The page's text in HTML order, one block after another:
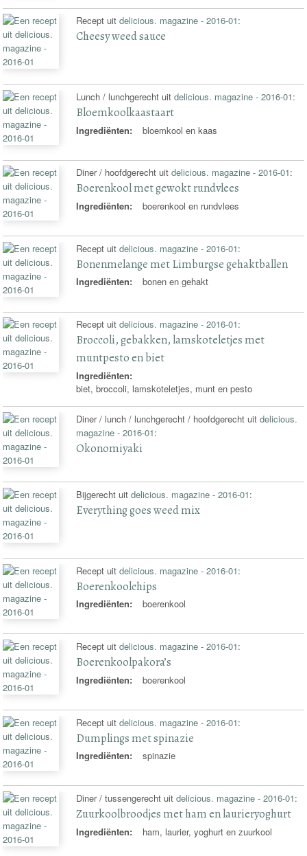
Recept uitdelicious. magazine - 2016-01:
Cheesy weed sauce
Lunch / lunchgerecht uitdelicious. magazine - 2016-01:
Bloemkoolkaastaart
Ingrediënten: bloemkool en kaas
Diner / hoofdgerecht uitdelicious. magazine - 2016-01:
Boerenkool met gewokt rundvlees
Ingrediënten: boerenkool en rundvlees
Recept uitdelicious. magazine - 2016-01:
Bonenmelange met Limburgse gehaktballen
Ingrediënten: bonen en gehakt
Recept uitdelicious. magazine - 2016-01:
Broccoli, gebakken, lamskoteletjes met
muntpesto en biet
Ingrediënten:
biet, broccoli, lamskoteletjes, munt en pesto
Diner / lunch / lunchgerecht / hoofdgerecht uitdelicious.
magazine - 2016-01:
Okonomiyaki
Bijgerecht uitdelicious. magazine - 2016-01:
Everything goes weed mix
Recept uitdelicious. magazine - 2016-01:
Boerenkoolchips
Ingrediënten: boerenkool
Recept uitdelicious. magazine - 2016-01:
Boerenkoolpakora’s
Ingrediënten: boerenkool
Recept uitdelicious. magazine - 2016-01:
Dumplings met spinazie
Ingrediënten: spinazie
Diner / tussengerecht uitdelicious. magazine - 2016-01:
Zuurkoolbroodjes met ham en laurieryoghurt
Ingrediënten: ham, laurier, yoghurt en zuurkool